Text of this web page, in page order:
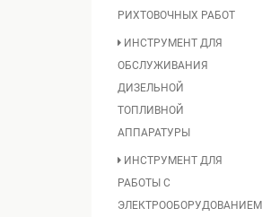
РИХТОВОЧНЫХ РАБОТ
ИНСТРУМЕНТ ДЛЯ
ОБСЛУЖИВАНИЯ
ДИЗЕЛЬНОЙ
ТОПЛИВНОЙ
АППАРАТУРЫ
ИНСТРУМЕНТ ДЛЯ
РАБОТЫ С
ЭЛЕКТРООБОРУДОВАНИЕМ